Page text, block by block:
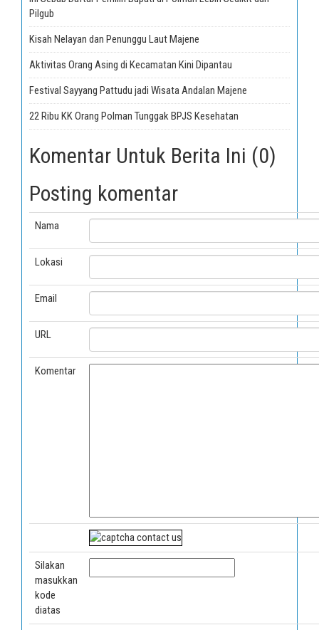
Pilgub
Kisah Nelayan dan Penunggu Laut Majene
Aktivitas Orang Asing di Kecamatan Kini Dipantau
Festival Sayyang Pattudu jadi Wisata Andalan Majene
22 Ribu KK Orang Polman Tunggak BPJS Kesehatan
Komentar Untuk Berita Ini (0)
Posting komentar
Nama
Lokasi
Email
URL
Komentar
Silakan
masukkan
kode
diatas